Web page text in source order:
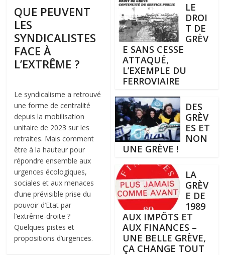
QUE PEUVENT
LES
SYNDICALISTES
FACE À
L’EXTRÊME ?
Le syndicalisme a retrouvé
une forme de centralité
depuis la mobilisation
unitaire de 2023 sur les
retraites. Mais comment
être à la hauteur pour
répondre ensemble aux
urgences écologiques,
sociales et aux menaces
d’une prévisible prise du
pouvoir d’Etat par
l’extrême-droite ?
Quelques pistes et
propositions d’urgences.
LE
DROI
T DE
GRÈV
E SANS CESSE
ATTAQUÉ,
L’EXEMPLE DU
FERROVIAIRE
DES
GRÈV
ES ET
NON
UNE GRÈVE !
LA
GRÈV
E DE
1989
AUX IMPÔTS ET
AUX FINANCES –
UNE BELLE GRÈVE,
ÇA CHANGE TOUT